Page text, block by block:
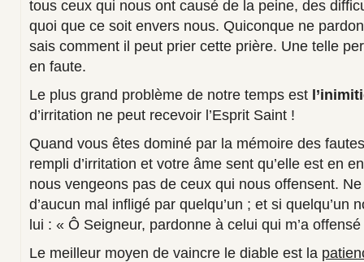
tous ceux qui nous ont causé de la peine, des
quoi que ce soit envers nous. Quiconque ne
sais comment il peut prier cette prière. Une telle
en faute.
Le plus grand problème de notre temps est
d’irritation ne peut recevoir l’Esprit Saint !
Quand vous êtes dominé par la mémoire des
rempli d’irritation et votre âme sent qu’elle est en
nous vengeons pas de ceux qui nous offensent.
d’aucun mal infligé par quelqu’un ; et si quelqu’un
lui : « Ô Seigneur, pardonne à celui qui m’a
Le meilleur moyen de vaincre le diable est la